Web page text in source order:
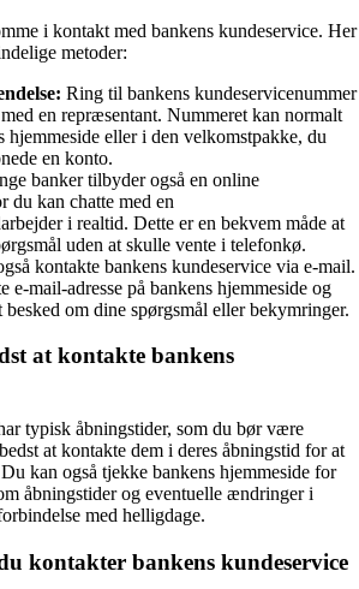
i kontakt med bankens kundeservice. Her
metoder:
Ring til bankens kundeservicenummer
en repræsentant. Nummeret kan normalt
hjemmeside eller i den velkomstpakke, du
en konto.
banker tilbyder også en online
du kan chatte med en
i realtid. Dette er en bekvem måde at
uden at skulle vente i telefonkø.
kontakte bankens kundeservice via e-mail.
e-mail-adresse på bankens hjemmeside og
besked om dine spørgsmål eller bekymringer.
at kontakte bankens
typisk åbningstider, som du bør være
at kontakte dem i deres åbningstid for at
kan også tjekke bankens hjemmeside for
åbningstider og eventuelle ændringer i
med helligdage.
kontakter bankens kundeservice